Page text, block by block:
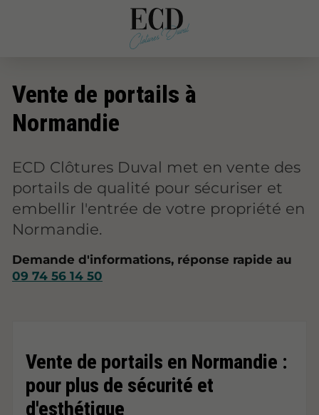
Vente de portails à
Normandie
ECD Clôtures Duval met en vente des
portails de qualité pour sécuriser et
embellir l'entrée de votre propriété en
Normandie.
Demande d'informations, réponse rapide au
09 74 56 14 50
Vente de portails en Normandie :
pour plus de sécurité et
d'esthétique